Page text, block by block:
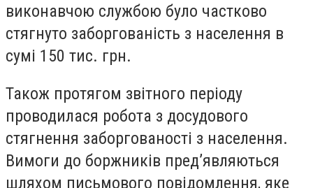
виконавчою службою було частково
стягнуто заборгованість з населення в
сумі 150 тис. грн.
Також протягом звітного періоду
проводилася робота з досудового
стягнення заборгованості з населення.
Вимоги до боржників пред’являються
шляхом письмового повідомлення, яке